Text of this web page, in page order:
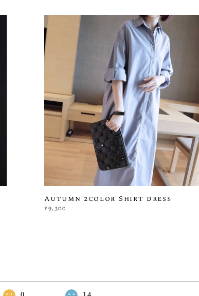
Autumn 2color Shirt dress
¥9,300